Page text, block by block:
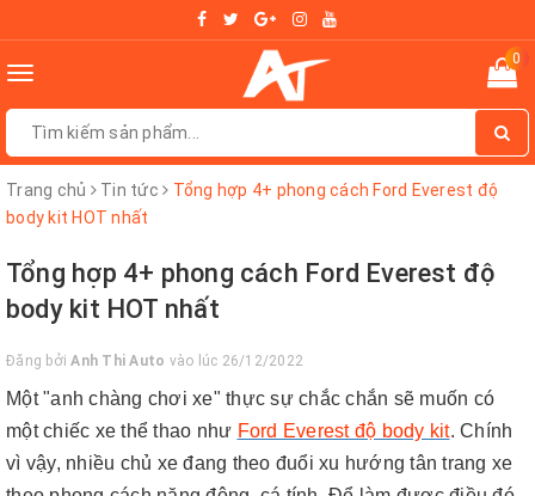
Toggle
0
Trang chủ Tin tức
Tổng hợp 4+ phong cách Ford Everest độ
body kit HOT nhất
Tổng hợp 4+ phong cách Ford Everest độ
body kit HOT nhất
Đăng bởiAnh Thi Auto vào lúc 26/12/2022
Một "anh chàng chơi xe" thực sự chắc chắn sẽ muốn có
một chiếc xe thể thao như Ford Everest độ body kit. Chính
vì vậy, nhiều chủ xe đang theo đuổi xu hướng tân trang xe